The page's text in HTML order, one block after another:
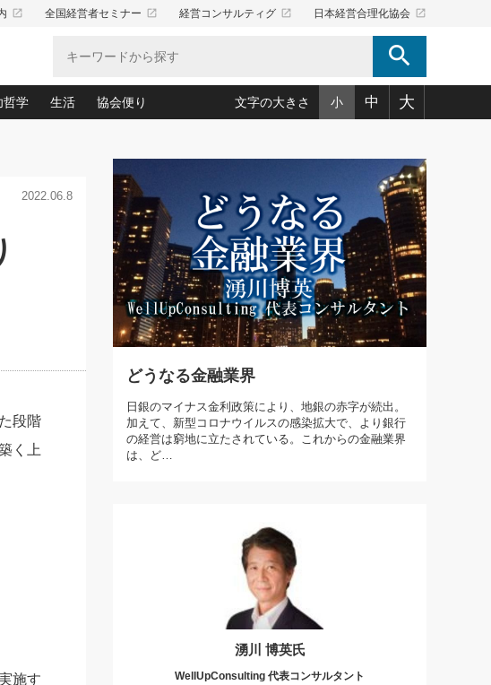
launch 全国経営者セミナー launch 経営コンサルティグ launch 日本経営合理化協会 launch
search
2026.08.4
【追悼】鈴木敏文氏 言葉で伝
える経営（ジャーナリスト 勝
見明氏）
もっとみる
ておきたいこと(34)
ントの予防策(10)
る「ウェルビーイング経営入
お店の仕組みづくり(210)
現場改善(174)
らお願いしたいと思われる 気配りの達人(127)
応 実践マニュアル(92)
の新知識と新常識(57)
に育てる！ 社員教育の決め手(203)
「中小企業の人育て」(38)
“全員営業”(30)
ジメント(5)
哲学
国哲学に学ぶ 不況は会社守成の好機(38)
和時代の「社長の人間力の磨き方」(86)
の名句名言の教え 東洋思想に学ぶ経営学(132)
部昇一の「日本の指導者たち」(32)
営に活かす“十八史略”(30)
生活
おのころ心平の ──社長のための「か・ら・だマネジメント」
(50)
デジタルＡＶを味方に！新・仕事術(180)
リーダー脳の鍛え方(32)
ワインを楽しむ基礎レッスン(12)
必読！社長が読むべき今月の4冊(88)
眼と耳で楽しむ読書術(162)
社長の「氣」(30)
米国スポーツ・ビジネスに学ぶ心理学(98)
高橋一喜の『これぞ！"本物の温泉"』(157)
協会便り
「愛読者通信」著者インタビュー(44)
ビジネス見聞録 経営ニュース(100)
作間信司の経営無形庵(けいえいむぎょうあん)(166)
経営セミナー情報局(1)
繁栄への着眼点 牟田太陽(76)
講話を聞いて学ぼう 実学・耳学・磨く「ミミガク」のすすめ
(7)
文字の大きさ 小 中 大
2022.06.8
段階
く上
施す
どうなる金融業界
日銀のマイナス金利政策により、地銀の赤字が続出。
加えて、新型コロナウイルスの感染拡大で、より銀行
の経営は窮地に立たされている。これからの金融業界
は、ど…
湧川 博英氏
WellUpConsulting 代表コンサルタント